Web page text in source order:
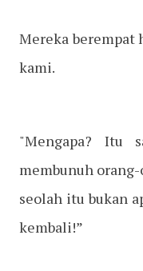
Mereka berempat
kami.
"Mengapa? Itu
membunuh
seolah itu bukan
kembali!”